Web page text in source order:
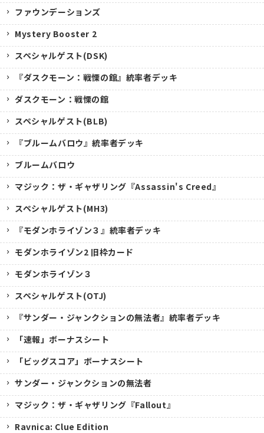
ファウンデーションズ
Mystery Booster 2
スペシャルゲスト(DSK)
『ダスクモーン：戦慄の館』統率者デッキ
ダスクモーン：戦慄の館
スペシャルゲスト(BLB)
『ブルームバロウ』統率者デッキ
ブルームバロウ
マジック：ザ・ギャザリング『Assassin's Creed』
スペシャルゲスト(MH3)
『モダンホライゾン３』統率者デッキ
モダンホライゾン2 旧枠カード
モダンホライゾン３
スペシャルゲスト(OTJ)
『サンダー・ジャンクションの無法者』統率者デッキ
「速報」ボーナスシート
「ビッグスコア」ボーナスシート
サンダー・ジャンクションの無法者
マジック：ザ・ギャザリング『Fallout』
Ravnica: Clue Edition